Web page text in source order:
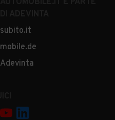
subito.it
mobile.de
Adevinta